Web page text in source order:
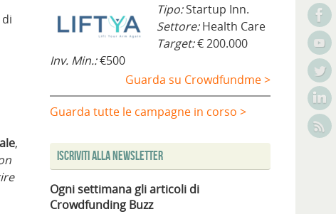
,
Tipo:Startup Inn.
Settore:Health Care
Target:€ 200.000
Inv. Min.:€500
Guarda su Crowdfundme >
Guarda tutte le campagne in corso >
Iscriviti alla Newsletter
Ogni settimana gli articoli di
Crowdfunding Buzz